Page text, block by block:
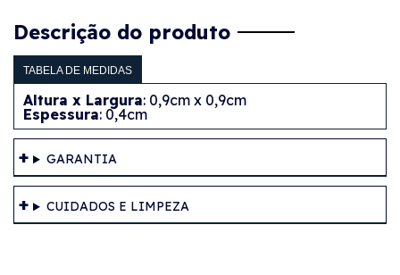
Descrição do produto
TABELA DE MEDIDAS
Altura x Largura: 0,9cm x 0,9cm
Espessura: 0,4cm
GARANTIA
CUIDADOS E LIMPEZA